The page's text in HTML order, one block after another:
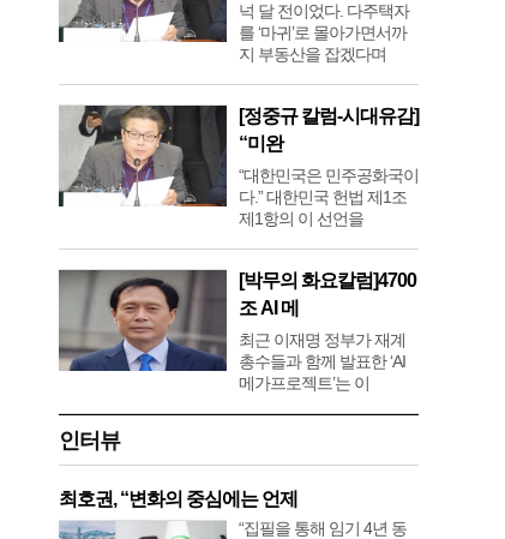
넉 달 전이었다. 다주택자
를 ‘마귀’로 몰아가면서까
지 부동산을 잡겠다며
[정중규 칼럼-시대유감]
“미완
“대한민국은 민주공화국이
다.” 대한민국 헌법 제1조
제1항의 이 선언을
[박무의 화요칼럼]4700
조 AI 메
최근 이재명 정부가 재계
총수들과 함께 발표한 ‘AI
메가프로젝트’는 이
인터뷰
최호권, “변화의 중심에는 언제
“집필을 통해 임기 4년 동